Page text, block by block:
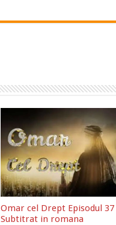
Omar cel Drept Episodul 37
Subtitrat in romana